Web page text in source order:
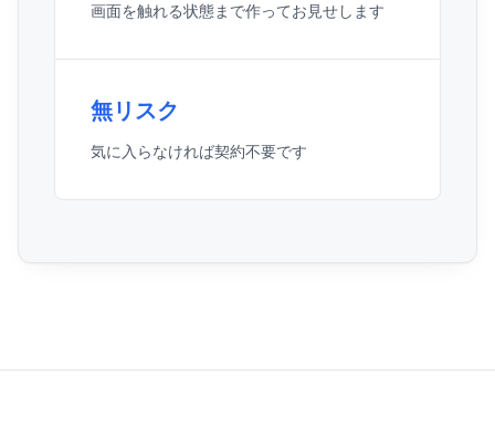
画面を触れる状態まで作ってお見せします
無リスク
気に入らなければ契約不要です